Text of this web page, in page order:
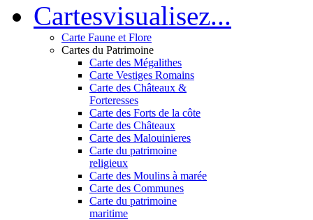
Cartesvisualisez...
Carte Faune et Flore
Cartes du Patrimoine
Carte des Mégalithes
Carte Vestiges Romains
Carte des Châteaux &
Forteresses
Carte des Forts de la côte
Carte des Châteaux
Carte des Malouinieres
Carte du patrimoine
religieux
Carte des Moulins à marée
Carte des Communes
Carte du patrimoine
maritime